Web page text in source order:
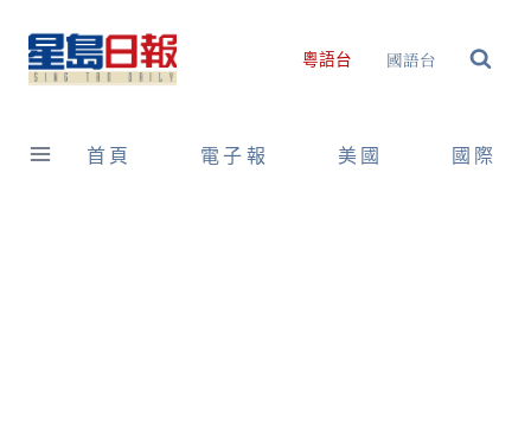
content
粵語台 國語台
首頁 電子報 美國 國際